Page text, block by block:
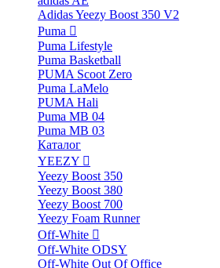
Adidas Yeezy Boost 350 V2
Puma
Puma Lifestyle
Puma Basketball
PUMA Scoot Zero
Puma LaMelo
PUMA Hali
Puma MB 04
Puma MB 03
Каталог
YEEZY
Yeezy Boost 350
Yeezy Boost 380
Yeezy Boost 700
Yeezy Foam Runner
Off-White
Off-White ODSY
Off-White Out Of Office